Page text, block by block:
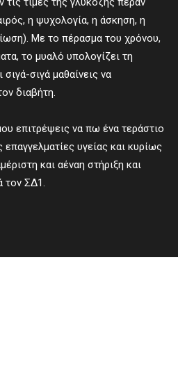
η ψυχολογία, η άσκηση, η
Με το πέρασμα του χρόνου,
το μυαλό υπολογίζει τη
σιγά μαθαίνεις να
διαβήτη.
επιτρέψεις να πω ένα τεράστιο
υγείας και κυρίως
και αέναη στήριξη και
τον ΣΔ1.